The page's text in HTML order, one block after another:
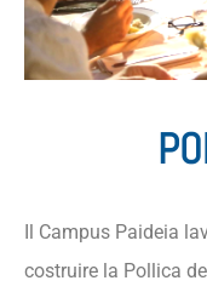
Il Campus Paideia
costruire la Pollica